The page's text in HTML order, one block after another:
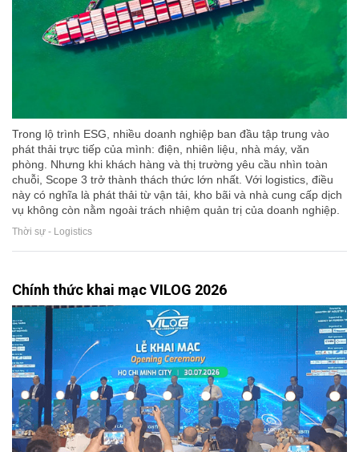
Trong lộ trình ESG, nhiều doanh nghiệp ban đầu tập trung vào
phát thải trực tiếp của mình: điện, nhiên liệu, nhà máy, văn
phòng. Nhưng khi khách hàng và thị trường yêu cầu nhìn toàn
chuỗi, Scope 3 trở thành thách thức lớn nhất. Với logistics, điều
này có nghĩa là phát thải từ vận tải, kho bãi và nhà cung cấp dịch
vụ không còn nằm ngoài trách nhiệm quản trị của doanh nghiệp.
Thời sự - Logistics
Chính thức khai mạc VILOG 2026